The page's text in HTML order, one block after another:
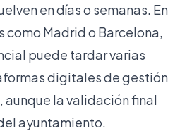
en días o semanas. En
Madrid o Barcelona,
puede tardar varias
digitales de gestión
aunque la validación final
ayuntamiento.